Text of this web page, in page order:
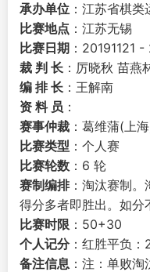
承办单位 ：江苏省棋
比赛地点 ：江苏无锡
比赛日期 ：20191121
裁 判 长 ：厉晓秋 苗燕
编 排 长 ：王解南
资 料 员 ：
赛事仲裁 ：葛维蒲(上
比赛类型 ：个人赛
比赛轮数 ：6 轮
赛制编排：淘汰赛制。
得分多者即胜出。如分
比赛时限 ：50+30
个人记分：红胜平负：
备注信息 ：注：单败